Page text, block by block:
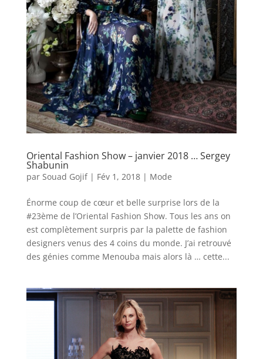
Oriental Fashion Show – janvier 2018 … Sergey
Shabunin
par Souad Gojif| Fév 1, 2018| Mode
Énorme coup de cœur et belle surprise lors de la
#23ème de l’Oriental Fashion Show. Tous les ans on
est complètement surpris par la palette de fashion
designers venus des 4 coins du monde. J’ai retrouvé
des génies comme Menouba mais alors là … cette...